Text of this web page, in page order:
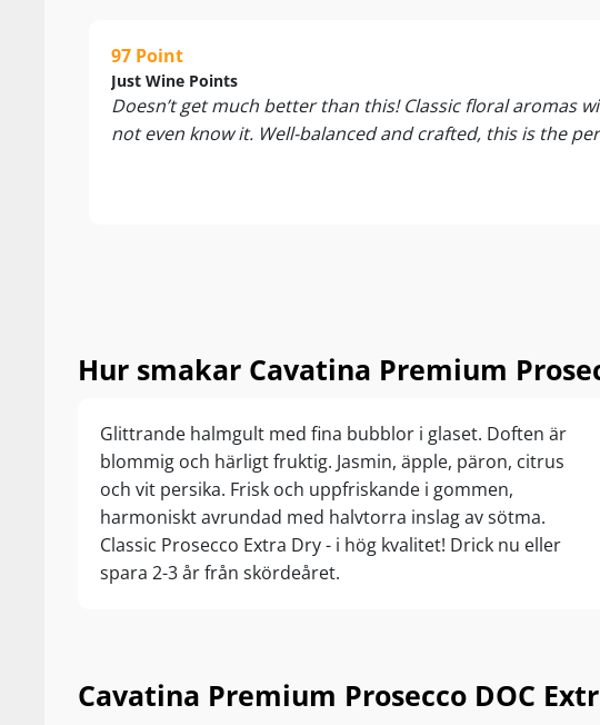
97 Point
Just Wine Points
Doesn’t get much better than this! Classic floral aromas
not even know it. Well-balanced and crafted, this is the
Hur smakar Cavatina Premium
Glittrande halmgult med fina bubblor i glaset. Doften är
blommig och härligt fruktig. Jasmin, äpple, päron, citrus
och vit persika. Frisk och uppfriskande i gommen,
harmoniskt avrundad med halvtorra inslag av sötma.
Classic Prosecco Extra Dry - i hög kvalitet! Drick nu eller
spara 2-3 år från skördeåret.
Cavatina Premium Prosecco DOC